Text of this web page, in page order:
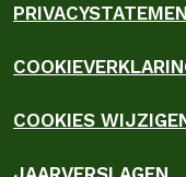
COOKIES